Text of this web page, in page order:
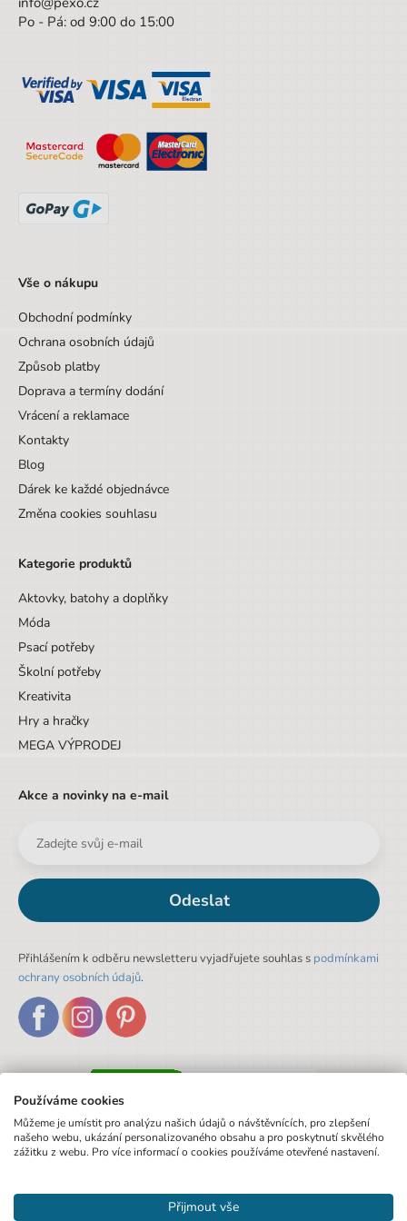
Věk do
Sada/Sety/Balíčky
Designová položka
Motiv
Po - Pá: od 9:00 do 15:00
Vše o nákupu
Obchodní podmínky
Ochrana osobních údajů
Způsob platby
Doprava a termíny dodání
Vrácení a reklamace
Kontakty
Blog
Dárek ke každé objednávce
Změna cookies souhlasu
Kategorie produktů
Aktovky, batohy a doplňky
Móda
Psací potřeby
Školní potřeby
Kreativita
Hry a hračky
MEGA VÝPRODEJ
Akce a novinky na e-mail
Odeslat
Přihlášením k odběru newsletteru vyjadřujete souhlas s podmínkami
ochrany osobních údajů.
Používáme cookies
Můžeme je umístit pro analýzu našich údajů o návštěvnících, pro zlepšení
našeho webu, ukázání personalizovaného obsahu a pro poskytnutí skvělého
zážitku z webu. Pro více informací o cookies používáme otevřené nastavení.
Přijmout vše